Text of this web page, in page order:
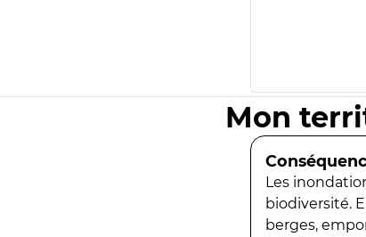
Mon
Les
biodiversité.
berges,